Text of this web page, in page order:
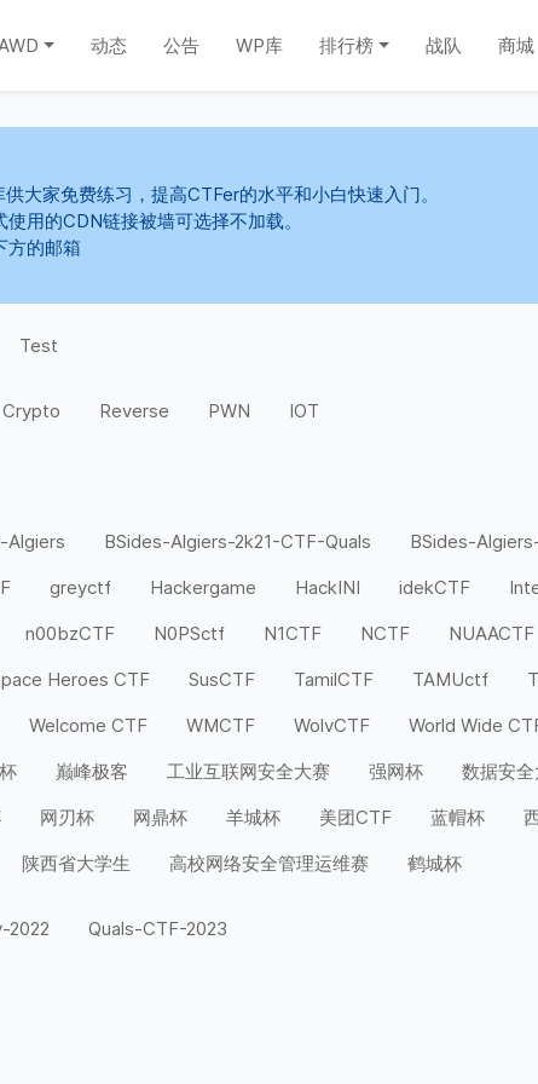
动态 公告 WP库 排行榜 战队 商城
大家免费练习，提高CTFer的水平和小白快速入门。
用的CDN链接被墙可选择不加载。
方的邮箱
Test
Crypto Reverse PWN IOT
Algiers BSides-Algiers-2k21-CTF-Quals BSides-
greyctf Hackergame HackINI idekCTF
n00bzCTF N0PSctf N1CTF NCTF NUAACTF
Heroes CTF SusCTF TamilCTF TAMUctf
Welcome CTF WMCTF WolvCTF World Wide
巅峰极客 工业互联网安全大赛 强网杯 数据安全
网刃杯 网鼎杯 羊城杯 美团CTF 蓝帽杯
陕西省大学生 高校网络安全管理运维赛 鹤城杯
2022 Quals-CTF-2023